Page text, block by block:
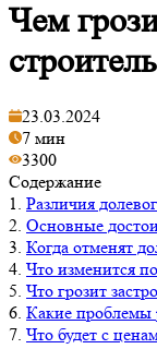
Чем
23.03.2024
7 мин
3300
Содержание
1. Различия
2. Основные
3. Когда отменят
4. Что изменится
5. Что грозит
6. Какие проблемы
7. Что будет с